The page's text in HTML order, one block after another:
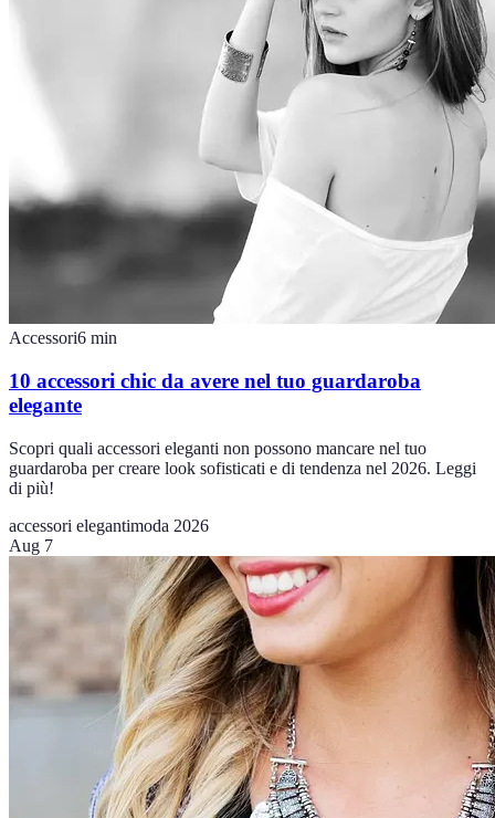
Accessori6 min
10 accessori chic da avere nel tuo guardaroba
elegante
Scopri quali accessori eleganti non possono mancare nel tuo
guardaroba per creare look sofisticati e di tendenza nel 2026. Leggi
di più!
accessori elegantimoda 2026
Aug 7